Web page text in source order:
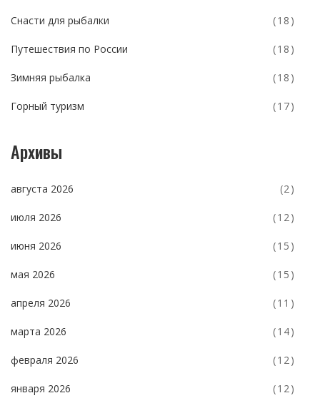
Снасти для рыбалки (18)
Путешествия по России (18)
Зимняя рыбалка (18)
Горный туризм (17)
Архивы
августа 2026 (2)
июля 2026 (12)
июня 2026 (15)
мая 2026 (15)
апреля 2026 (11)
марта 2026 (14)
февраля 2026 (12)
января 2026 (12)